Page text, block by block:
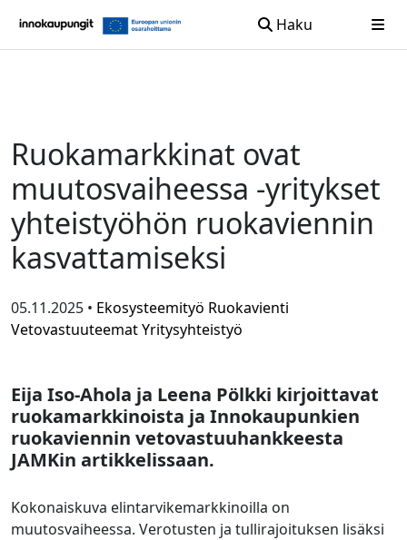
Haku
Ruokamarkkinat ovat
muutosvaiheessa -yritykset
yhteistyöhön ruokaviennin
kasvattamiseksi
05.11.2025 • Ekosysteemityö Ruokavienti
VetovastuuteematYritysyhteistyö
Eija Iso-Ahola ja Leena Pölkki kirjoittavat
ruokamarkkinoista ja Innokaupunkien
ruokaviennin vetovastuuhankkeesta
JAMKin artikkelissaan.
Kokonaiskuva elintarvikemarkkinoilla on
muutosvaiheessa. Verotusten ja tullirajoituksen lisäksi